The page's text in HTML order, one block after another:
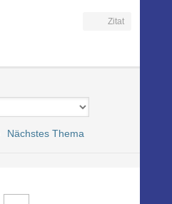
Zitat
Nächstes Thema